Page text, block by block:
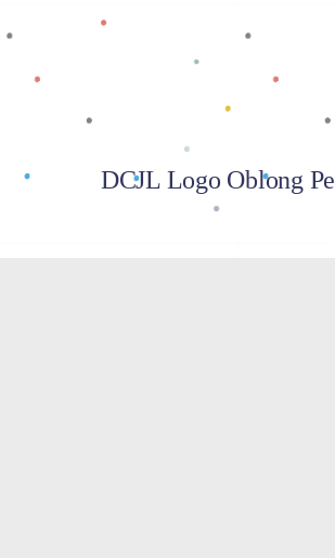
DCJL Logo Oblong